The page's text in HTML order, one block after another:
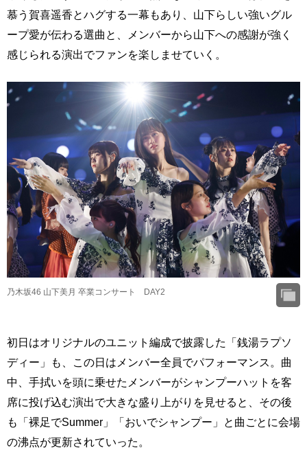
慕う賀喜遥香とハグする一幕もあり、山下らしい強いグル
ープ愛が伝わる選曲と、メンバーから山下への感謝が強く
感じられる演出でファンを楽しませていく。
乃木坂46 山下美月 卒業コンサート DAY2
初日はオリジナルのユニット編成で披露した「銭湯ラプソ
ディー」も、この日はメンバー全員でパフォーマンス。曲
中、手拭いを頭に乗せたメンバーがシャンプーハットを客
席に投げ込む演出で大きな盛り上がりを見せると、その後
も「裸足でSummer」「おいでシャンプー」と曲ごとに会場
の沸点が更新されていった。